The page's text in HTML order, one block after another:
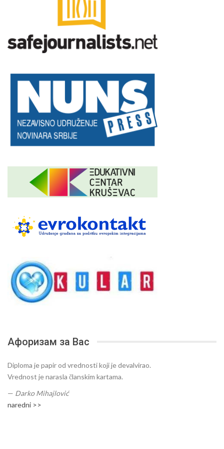
Афоризам за Вас
Diploma je papir od vrednosti koji je devalvirao.
Vrednost je narasla članskim kartama.
— Darko Mihajlović
naredni >>